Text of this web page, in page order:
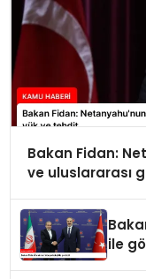
Bakan Fidan:
ve uluslararası
ile